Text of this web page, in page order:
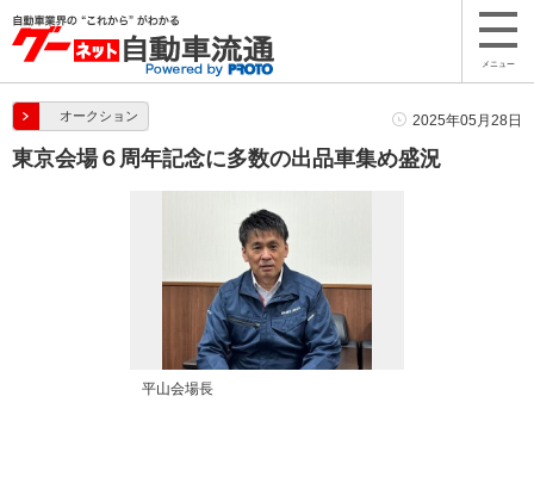
メニュー
オークション 2025年05月28日
東京会場６周年記念に多数の出品車集め盛況
平山会場長